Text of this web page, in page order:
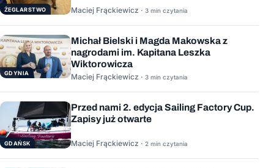
ŻEGLARSTWO Maciej Frąckiewicz · 3 min czytania
GDYNIA
Michał Bielski i Magda Makowska z
nagrodami im. Kapitana Leszka
Wiktorowicza
Maciej Frąckiewicz · 3 min czytania
GDAŃSK
Przed nami 2. edycja Sailing Factory Cup.
Zapisy już otwarte
Maciej Frąckiewicz · 2 min czytania